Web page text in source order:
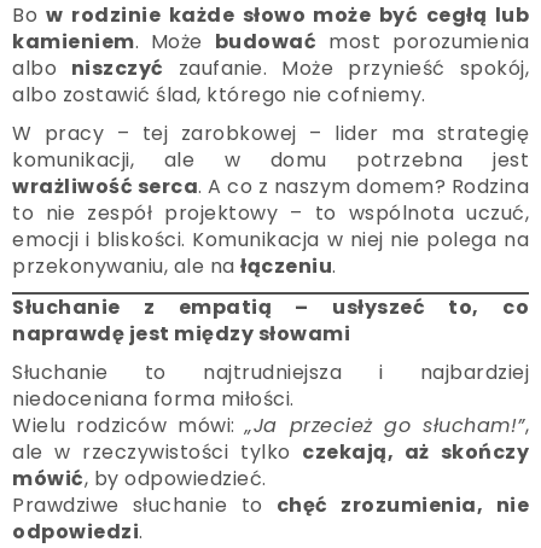
Bow rodzinie każde słowo może być cegłą lub
kamieniem. Może budować most porozumienia
albo niszczyć zaufanie. Może przynieść spokój,
albo zostawić ślad, którego nie cofniemy.
W pracy – tej zarobkowej – lider ma strategię
komunikacji, ale w domu potrzebna jest
wrażliwość serca. A co z naszym domem? Rodzina
to nie zespół projektowy – to wspólnota uczuć,
emocji i bliskości. Komunikacja w niej nie polega na
przekonywaniu, ale na łączeniu.
Słuchanie z empatią – usłyszeć to, co
naprawdę jest między słowami
Słuchanie to najtrudniejsza i najbardziej
niedoceniana forma miłości.
Wielu rodziców mówi:„Ja przecież go słucham!”,
ale w rzeczywistości tylko czekają, aż skończy
mówić, by odpowiedzieć.
Prawdziwe słuchanie to chęć zrozumienia, nie
odpowiedzi.